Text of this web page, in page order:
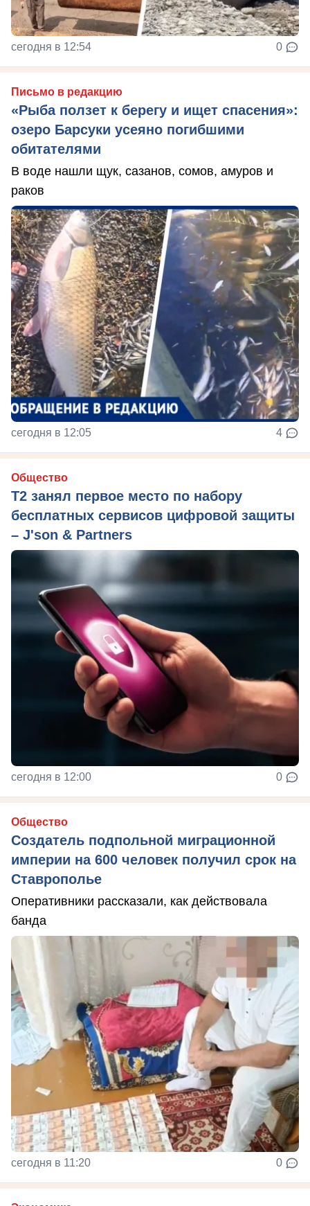
сегодня в 12:54 0
Письмо в редакцию
«Рыба ползет к берегу и ищет спасения»:
озеро Барсуки усеяно погибшими
обитателями
В воде нашли щук, сазанов, сомов, амуров и
раков
сегодня в 12:05 4
Общество
Т2 занял первое место по набору
бесплатных сервисов цифровой защиты
– J'son & Partners
сегодня в 12:00 0
Общество
Создатель подпольной миграционной
империи на 600 человек получил срок на
Ставрополье
Оперативники рассказали, как действовала
банда
сегодня в 11:20 0